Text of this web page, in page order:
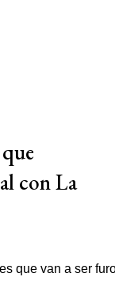
con La